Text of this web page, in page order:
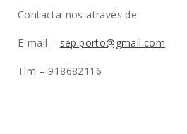
Contacta-nos através de:
E-mail – sep.porto@gmail.com
Tlm – 918682116